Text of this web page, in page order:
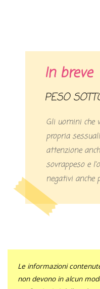
In breve
PESO
Gli uomini che
propria
attenzione
sovrappeso e
negativi anche
Le informazioni
non devono in alcun